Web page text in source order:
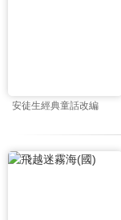
安徒生經典童話改編